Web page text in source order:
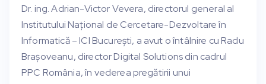
Dr. ing. Adrian-Victor Vevera, directorul general al
Institutului Național de Cercetare-Dezvoltare în
Informatică – ICI București, a avut o întâlnire cu Radu
Brașoveanu, director Digital Solutions din cadrul
PPC România, în vederea pregătirii unui